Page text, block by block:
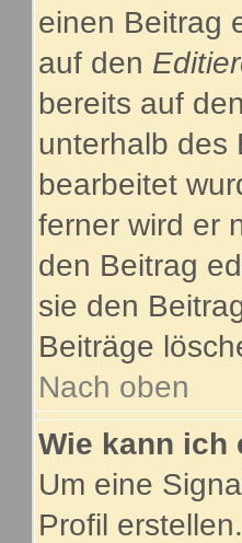
einen Beitrag
auf den
bereits auf
unterhalb des
bearbeitet
ferner wird er
den Beitrag
sie den
Beiträge
Nach oben
Wie kann ich
Um eine
Profil